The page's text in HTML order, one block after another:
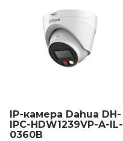
IP-камера Dahua DH-
IPC-HDW1239VP-A-IL-
0360B